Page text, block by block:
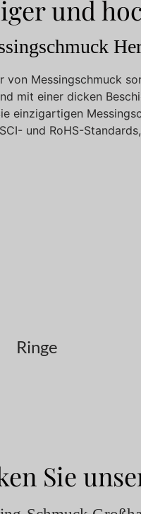
und
von Messingschmuck
mit einer dicken
einzigartigen
und RoHS-
Ringe
Sie